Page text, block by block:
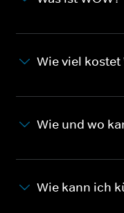
Wie viel kostet
Wie und wo
Wie kann ich